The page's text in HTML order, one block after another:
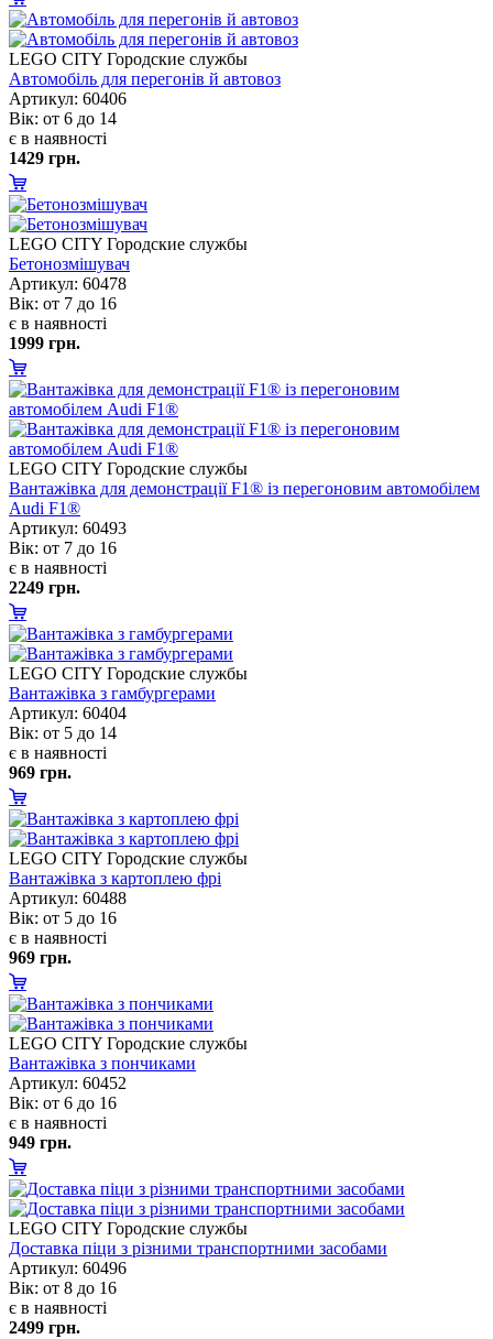
LEGO CITY Городские службы
Автомобіль для перегонів й автовоз
Артикул: 60406
ік: от 6 до 14
є в наявності
1429 грн.
LEGO CITY Городские службы
Бетонозмішувач
Артикул: 60478
ік: от 7 до 16
є в наявності
1999 грн.
LEGO CITY Городские службы
антажівка для демонстрації F1® із перегоновим автомобілем
Audi F1®
Артикул: 60493
ік: от 7 до 16
є в наявності
2249 грн.
LEGO CITY Городские службы
антажівка з гамбургерами
Артикул: 60404
ік: от 5 до 14
є в наявності
969 грн.
LEGO CITY Городские службы
антажівка з картоплею фрі
Артикул: 60488
ік: от 5 до 16
є в наявності
969 грн.
LEGO CITY Городские службы
антажівка з пончиками
Артикул: 60452
ік: от 6 до 16
є в наявності
949 грн.
LEGO CITY Городские службы
Доставка піци з різними транспортними засобами
Артикул: 60496
ік: от 8 до 16
є в наявності
2499 грн.